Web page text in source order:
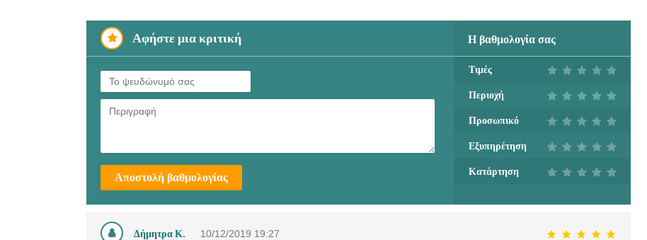
Αφήστε μια κριτική Η βαθμολογία σας
Τιμές
Περιοχή
Προσωπικό
Εξυπηρέτηση
Κατάρτηση
Αποστολή βαθμολογίας
Δήμητρα Κ. 10/12/2019 19:27